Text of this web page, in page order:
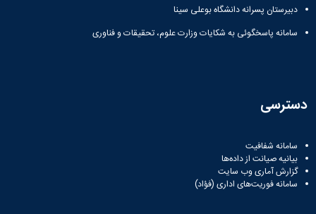
دبیرستان پسرانه دانشگاه بوعلی سینا
سامانه پاسخگوئی به شکایات وزارت علوم، تحقیقات و فناوری
دسترسی
سامانه شفافیت
بیانیه صیانت از داده‌ها
گزارش آماری وب‌ سایت
سامانه فوریت‌های اداری (فؤاد)